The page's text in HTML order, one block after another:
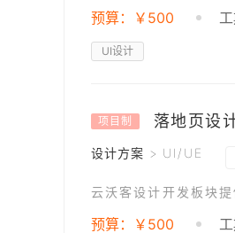
预算：￥500
UI设计
项目制 落地页设
设计方案 > UI/UE
云沃客设计开发板块
预算：￥500